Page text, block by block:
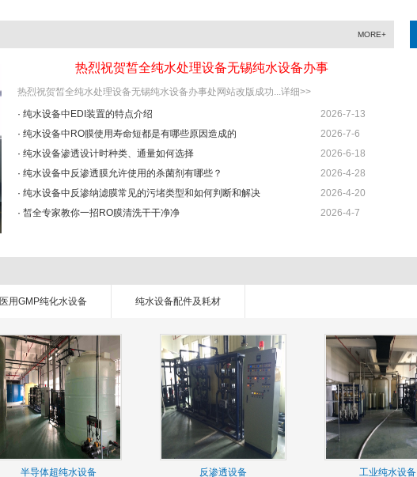
MORE+
热烈祝贺皙全纯水处理设备无锡纯水设备办事
热烈祝贺皙全纯水处理设备无锡纯水设备办事处网站改版成功...详细>>
· 纯水设备中EDI装置的特点介绍
2026-7-13
· 纯水设备中RO膜使用寿命短都是有哪些原因造成的
2026-7-6
· 纯水设备渗透设计时种类、通量如何选择
2026-6-18
· 纯水设备中反渗透膜允许使用的杀菌剂有哪些？
2026-4-28
· 纯水设备中反渗纳滤膜常见的污堵类型和如何判断和解决
2026-4-20
· 皙全专家教你一招RO膜清洗干干净净 2026-4-7
医用GMP纯化水设备 纯水设备配件及耗材
半导体超纯水设备 反渗透设备 工业纯水设备